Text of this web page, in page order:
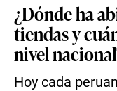
¿Dónde ha
tiendas y
nivel
Hoy cada